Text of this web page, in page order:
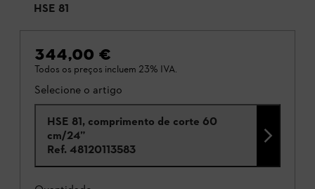
HSE 81
344,00 €
Todos os preços incluem 23% IVA.
Selecione o artigo
HSE 81, comprimento de corte 60
cm/24”
Ref. 48120113583